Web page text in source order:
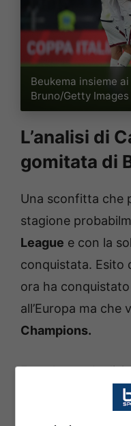
Beukema insieme
Bruno/Getty
L’analisi di
gomitata di
Una sconfitta che
stagione
League e con la
conquistata. Esito
ora ha
all’Europa ma che
Champions.
Ecco le parole di
tra Beukema e